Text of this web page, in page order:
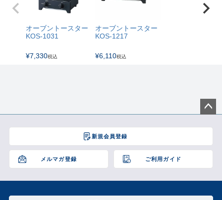
オーブントースター
KOS-1031
¥7,330税込
オーブントースター
KOS-1217
¥6,110税込
新規会員登録
メルマガ登録 ご利用ガイド
ジト
へ